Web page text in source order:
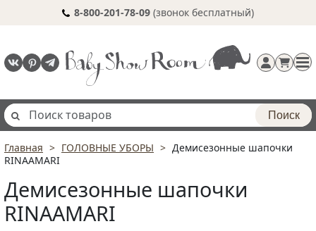
8-800-201-78-09 (звонок бесплатный)
Поиск
Главная ГОЛОВНЫЕ УБОРЫ
Демисезонные шапочки
RINAAMARI
Демисезонные шапочки
RINAAMARI